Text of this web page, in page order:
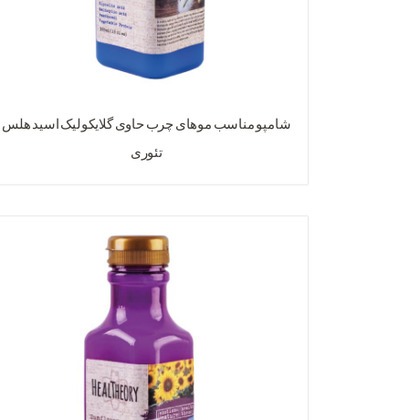
شامپو مناسب موهای چرب حاوی گلایکولیک اسید هلس
تئوری